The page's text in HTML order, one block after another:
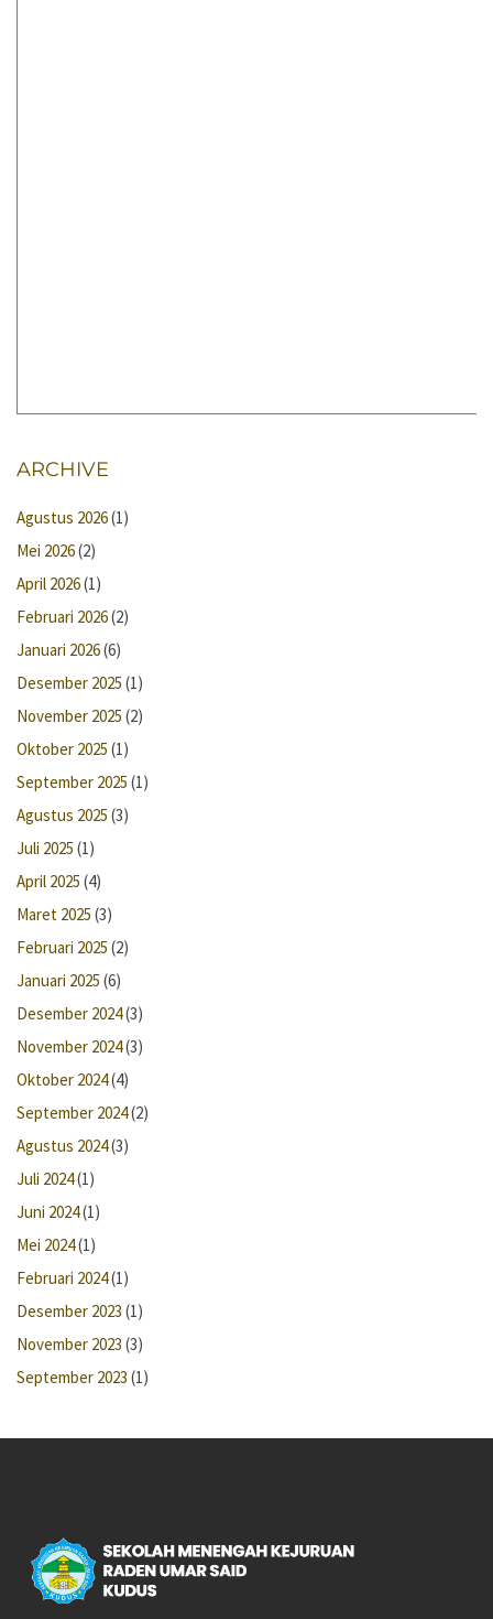
ARCHIVE
Agustus 2026(1)
Mei 2026(2)
April 2026(1)
Februari 2026(2)
Januari 2026(6)
Desember 2025 (1)
November 2025 (2)
Oktober 2025 (1)
September 2025 (1)
Agustus 2025 (3)
Juli 2025 (1)
April 2025 (4)
Maret 2025 (3)
Februari 2025 (2)
Januari 2025 (6)
Desember 2024(3)
November 2024(3)
Oktober 2024(4)
September 2024(2)
Agustus 2024(3)
Juli 2024(1)
Juni 2024(1)
Mei 2024(1)
Februari 2024(1)
Desember 2023 (1)
November 2023 (3)
September 2023 (1)